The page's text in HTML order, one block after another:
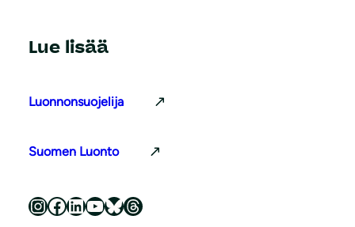
Lue lisää
Luonnonsuojelija
Suomen Luonto
Luonnonsuojeluliitto Instagramissa Luonnonsuojeluliitto Facebookissa Luonnonsuojeluliitto LinkedInissä Luonnonsuojeluliiton YouTube-kanava Luonnonsuojeluliitto Blueskyssa Luonnonsuojeluliitto Threadsissa